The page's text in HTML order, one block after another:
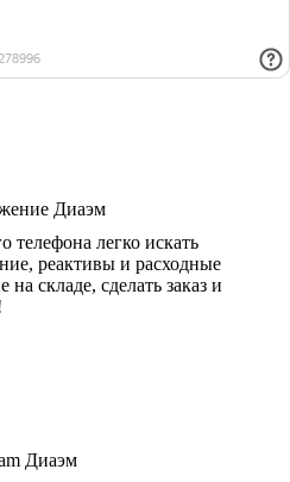
Диаэм
легко искать
реактивы и расходные
складе, сделать заказ и
Диаэм